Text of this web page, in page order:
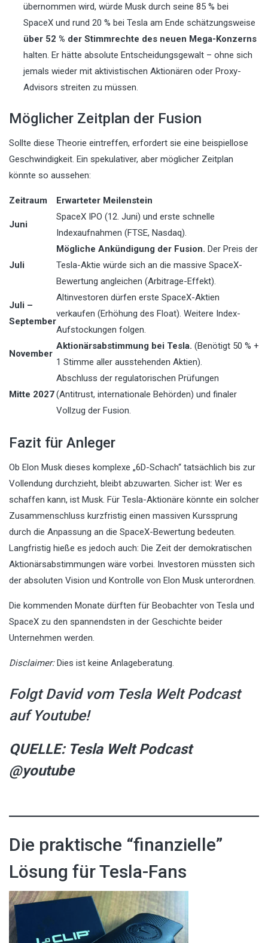
übernommen wird, würde Musk durch seine 85 % bei
SpaceX und rund 20 % bei Tesla am Ende schätzungsweise
über 52 % der Stimmrechte des neuen Mega-Konzerns
halten. Er hätte absolute Entscheidungsgewalt – ohne sich
jemals wieder mit aktivistischen Aktionären oder Proxy-
Advisors streiten zu müssen.
Möglicher Zeitplan der Fusion
Sollte diese Theorie eintreffen, erfordert sie eine beispiellose
Geschwindigkeit. Ein spekulativer, aber möglicher Zeitplan
könnte so aussehen:
Zeitraum Erwarteter Meilenstein
Juni
SpaceX IPO (12. Juni) und erste schnelle
Indexaufnahmen (FTSE, Nasdaq).
Juli
Mögliche Ankündigung der Fusion. Der Preis der
Tesla-Aktie würde sich an die massive SpaceX-
Bewertung angleichen (Arbitrage-Effekt).
Juli –
September
Altinvestoren dürfen erste SpaceX-Aktien
verkaufen (Erhöhung des Float). Weitere Index-
Aufstockungen folgen.
November
Aktionärsabstimmung bei Tesla. (Benötigt 50 % +
1 Stimme aller ausstehenden Aktien).
Mitte 2027
Abschluss der regulatorischen Prüfungen
(Antitrust, internationale Behörden) und finaler
Vollzug der Fusion.
Fazit für Anleger
Ob Elon Musk dieses komplexe „6D-Schach“ tatsächlich bis zur
Vollendung durchzieht, bleibt abzuwarten. Sicher ist: Wer es
schaffen kann, ist Musk. Für Tesla-Aktionäre könnte ein solcher
Zusammenschluss kurzfristig einen massiven Kurssprung
durch die Anpassung an die SpaceX-Bewertung bedeuten.
Langfristig hieße es jedoch auch: Die Zeit der demokratischen
Aktionärsabstimmungen wäre vorbei. Investoren müssten sich
der absoluten Vision und Kontrolle von Elon Musk unterordnen.
Die kommenden Monate dürften für Beobachter von Tesla und
SpaceX zu den spannendsten in der Geschichte beider
Unternehmen werden.
Disclaimer:Dies ist keine Anlageberatung.
Folgt David vom Tesla Welt Podcast
auf Youtube!
QUELLE: Tesla Welt Podcast
@youtube
Die praktische “finanzielle”
Lösung für Tesla-Fans